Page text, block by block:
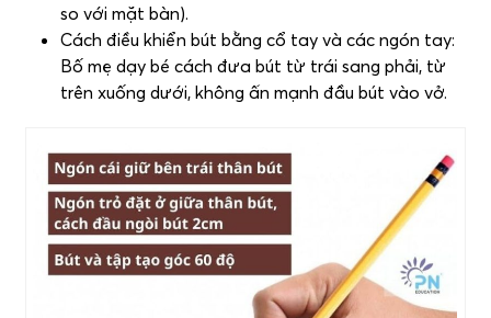
so với mặt bàn).
Cách điều khiển bút bằng cổ tay và các ngón tay:
Bố mẹ dạy bé cách đưa bút từ trái sang phải, từ
trên xuống dưới, không ấn mạnh đầu bút vào vở.